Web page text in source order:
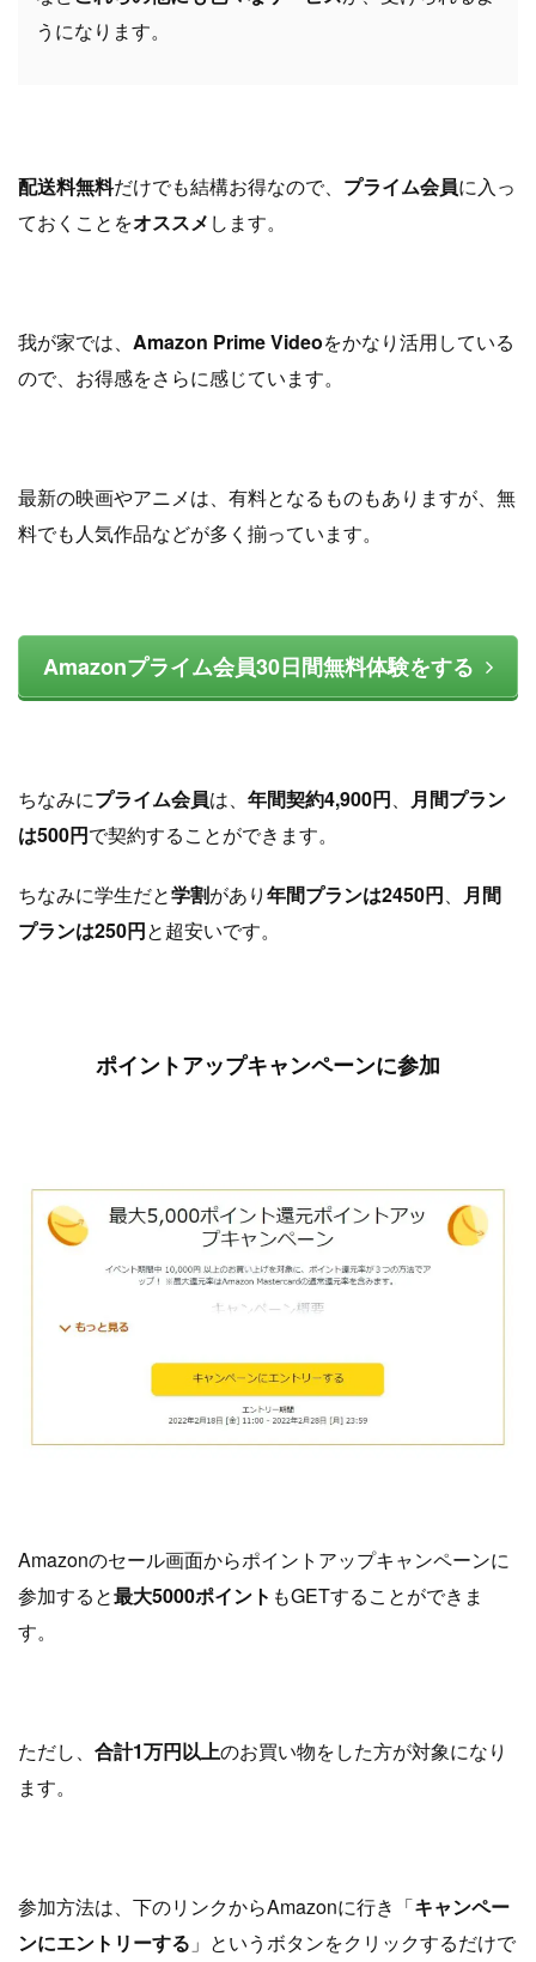
うになります。
配送料無料だけでも結構お得なので、 プライム会員に入っ
ておくことをオススメ します。
我が家では、 Amazon Prime Videoをかなり活用している
ので、お得感をさらに感じています。
最新の映画やアニメは、有料となるものもありますが、無
料でも人気作品などが多く揃っています。
Amazonプライム会員30日間無料体験をする
ちなみにプライム会員は、 年間契約4,900円、 月間プラン
は500円で契約することができます。
ちなみに学生だと学割があり年間プランは2450円、 月間
プランは250円と超安いです。
ポイントアップキャンペーンに参加
Amazonのセール画面からポイントアップキャンペーンに
参加すると最大5000ポイント もGETすることができま
す。
ただし、 合計1万円以上のお買い物をした方が対象になり
ます。
参加方法は、下のリンクからAmazonに行き「キャンペー
ンにエントリーする 」というボタンをクリックするだけで